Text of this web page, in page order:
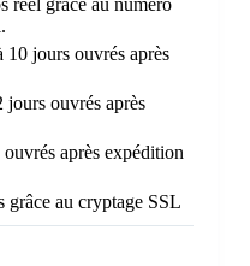
réel grâce au numéro
10 jours ouvrés après
jours ouvrés après
après expédition
grâce au cryptage SSL